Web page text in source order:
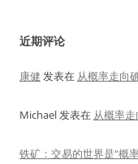
近期评论
康健 发表在 从概率走向
Michael发表在 从概率走
铁矿：交易的世界是“概